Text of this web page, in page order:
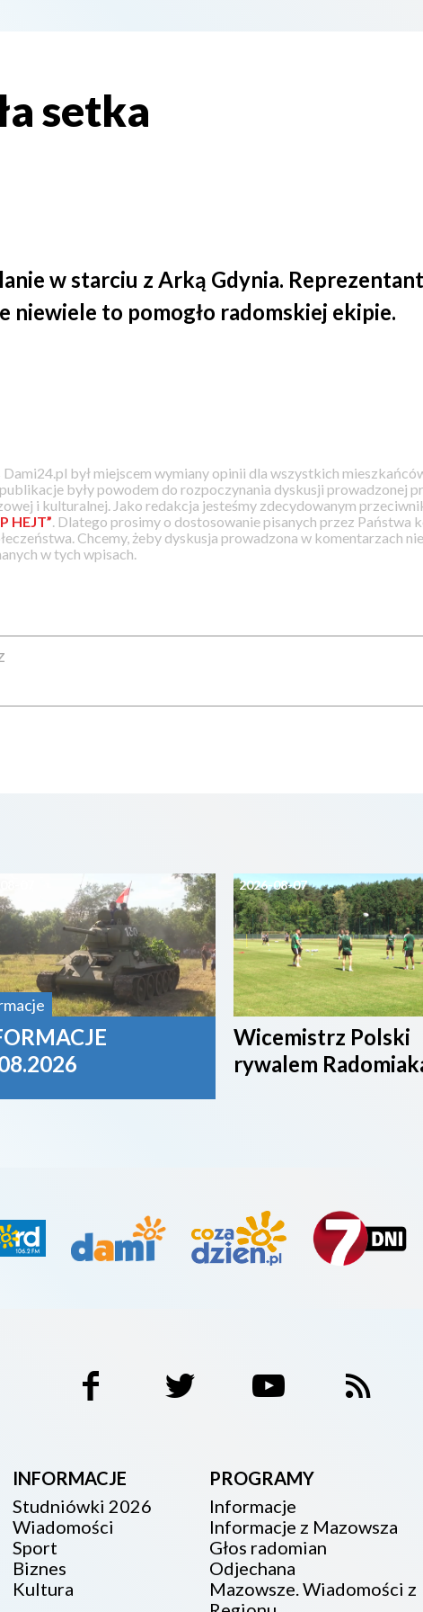
setka
w starciu z Arką Gdynia.
niewiele to pomogło radomskiej ekipie.
Dami24.pl był miejscem wymiany opinii dla wszystkich
publikacje były powodem do rozpoczynania dyskusji prowadzonej
i kulturalnej. Jako redakcja jesteśmy zdecydowanym
HEJT” . Dlatego prosimy o dostosowanie pisanych przez
Chcemy, żeby dyskusja prowadzona w komentarzach
w tych wpisach.
2026-08-07
Wicemistrz Polski
rywalem
INFORMACJE
Studniówki 2026
Wiadomości
Sport
Biznes
Kultura
PROGRAMY
Informacje
Informacje z Mazowsza
Głos radomian
Odjechana
Mazowsze. Wiadomości z